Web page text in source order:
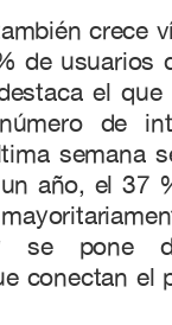
crece
de usuarios
el
de
semana
año, el 37
y se pone
conectan el